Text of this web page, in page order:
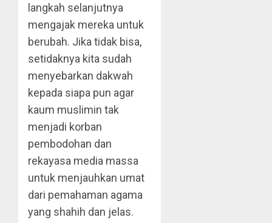
langkah selanjutnya
mengajak mereka untuk
berubah. Jika tidak bisa,
setidaknya kita sudah
menyebarkan dakwah
kepada siapa pun agar
kaum muslimin tak
menjadi korban
pembodohan dan
rekayasa media massa
untuk menjauhkan umat
dari pemahaman agama
yang shahih dan jelas.